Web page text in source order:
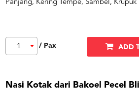
Panjang, Kering Tempe, Sambel, Krupuk
1 / Pax ADD
Nasi Kotak dari Bakoel Pecel